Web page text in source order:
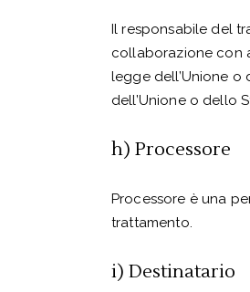
Il responsabile del
collaborazione con
legge dell’Unione o
dell’Unione o dello
h) Processore
Processore è una
trattamento.
i) Destinatario